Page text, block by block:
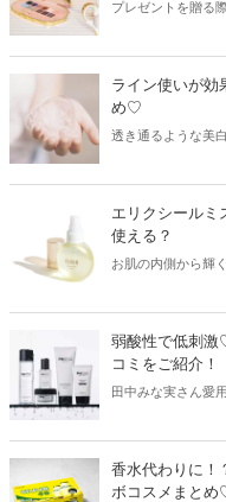
プレゼントを贈る
ェックしてみまし
ライン使いが効
め♡
透き通るような美
方法や注目の美白
エリクシール
使える？
お肌の内側から輝
とめてチェックし
弱酸性で低刺激
コミをご紹介！
田中みな実さん愛
アアイテムの人気
香水代わりに！
ボコスメまと